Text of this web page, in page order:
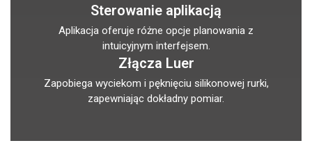
Sterowanie aplikacją
Aplikacja oferuje różne opcje planowania z
intuicyjnym interfejsem.
Złącza Luer
Zapobiega wyciekom i pęknięciu silikonowej rurki,
zapewniając dokładny pomiar.